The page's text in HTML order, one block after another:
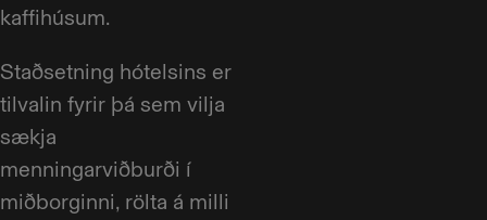
kaffihúsum.
Staðsetning hótelsins er
tilvalin fyrir þá sem vilja
sækja
menningarviðburði í
miðborginni, rölta á milli